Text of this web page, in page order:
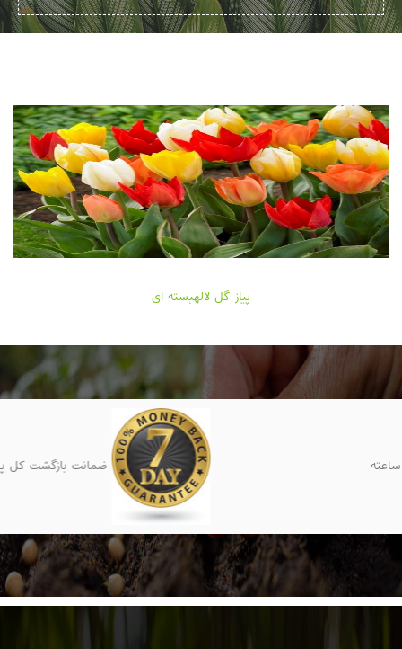
پیاز گل لالهبسته ای
ضمانت بازگشت کل پول تا 7 روز